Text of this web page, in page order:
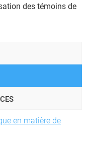
des témoins de
en matière de
FMOQ inc.